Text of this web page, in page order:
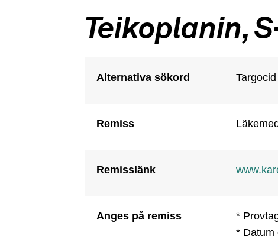
Teikoplanin,
Alternativa sökord Targocid
Remiss
Remisslänk
Anges på remiss
*
* Datum